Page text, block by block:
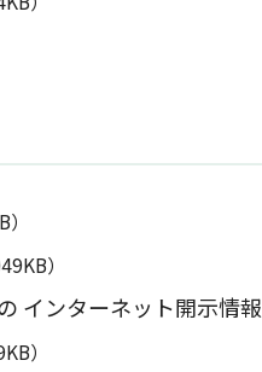
）
インターネット開示情報
）